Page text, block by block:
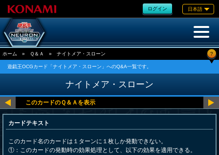
ログイン 日本語
ホーム » Ｑ＆Ａ » ナイトメア・スローン ?
遊戯王OCGカード「ナイトメア・スローン」へのQ&A一覧です。
ナイトメア・スローン
カードテキスト
このカード名のカードは１ターンに１枚しか発動できない。
①：このカードの発動時の効果処理として、以下の効果を適用できる。